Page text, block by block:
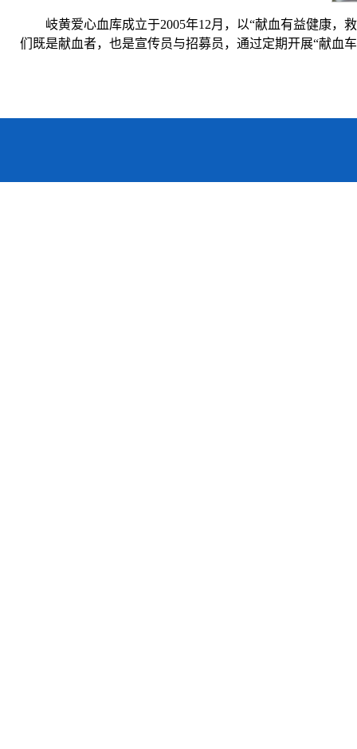
岐黄爱心血库成立于2005年12月，以“献血有益健康，
们既是献血者，也是宣传员与招募员，通过定期开展“献血